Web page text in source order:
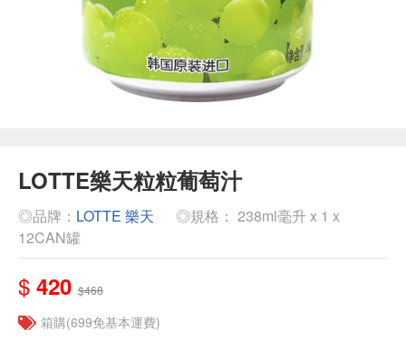
LOTTE樂天粒粒葡萄汁
◎品牌： LOTTE 樂天
◎規格： 238ml毫升 x 1 x
12CAN罐
$ 420 $468
箱購(699免基本運費)